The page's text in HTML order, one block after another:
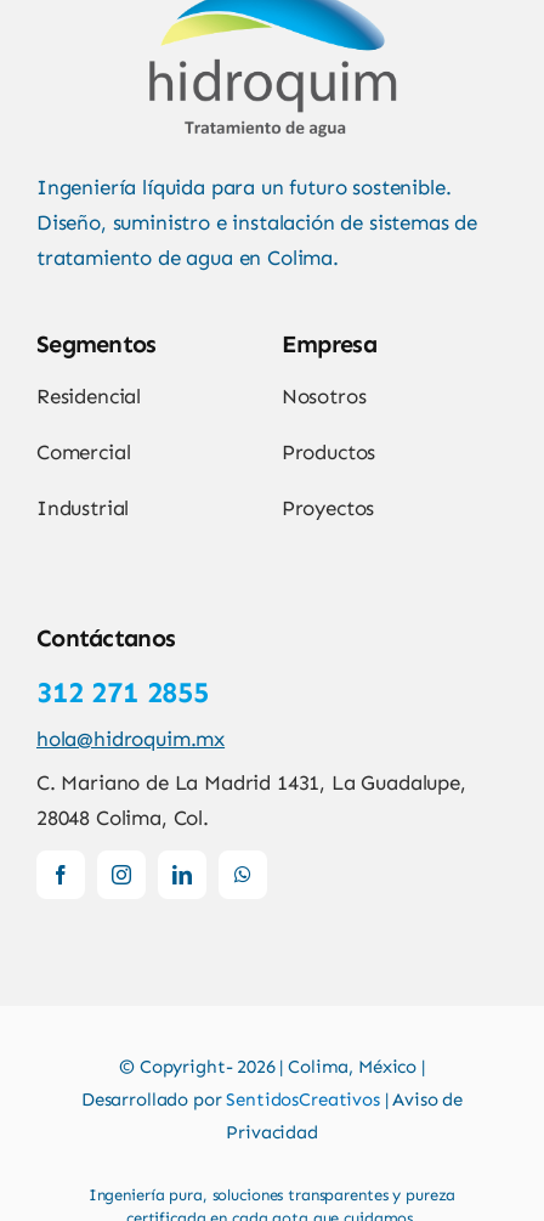
Ingeniería líquida para un futuro sostenible.
Diseño, suministro e instalación de sistemas de
tratamiento de agua en Colima.
Segmentos
Residencial
Comercial
Industrial
Empresa
Nosotros
Productos
Proyectos
Contáctanos
312 271 2855
hola@hidroquim.mx
C. Mariano de La Madrid 1431, La Guadalupe,
28048 Colima, Col.
© Copyright- 2026 | Colima, México |
Desarrollado porSentidosCreativos| Aviso de
Privacidad
Ingeniería pura, soluciones transparentes y pureza